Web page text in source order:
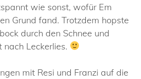
wie sonst, wofür Em
Grund fand. Trotzdem hopste
durch den Schnee und
Leckerlies.
mit Resi und Franzi auf die